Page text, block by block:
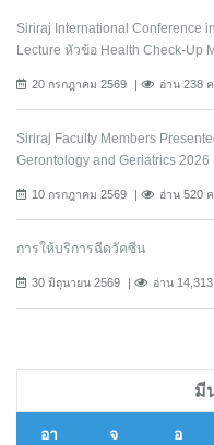
Siriraj International Conference
Lecture หัวข้อ Health Check-Up
20 กรกฎาคม 2569 อ่าน 238
Siriraj Faculty Members
Gerontology and Geriatrics 2026
10 กรกฎาคม 2569 อ่าน 520
การให้บริการฉีดวัคซีน
30 มิถุนายน 2569 อ่าน
มี
อา จ อ